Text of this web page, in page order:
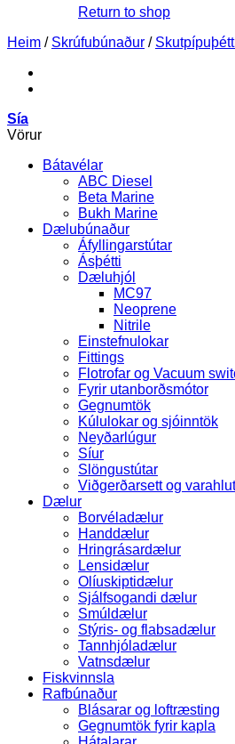
Return to shop
Heim / Skrúfubúnaður /
Sía
Vörur
Bátavélar
ABC Diesel
Beta Marine
Bukh Marine
Dælubúnaður
Áfyllingarstútar
Ásþétti
Dæluhjól
MC97
Neoprene
Nitrile
Einstefnulokar
Fittings
Flotrofar og Vacuum
Fyrir utanborðsmótor
Gegnumtök
Kúlulokar og sjóinntök
Neyðarlúgur
Síur
Slöngustútar
Viðgerðarsett og
Dælur
Borvéladælur
Handdælur
Hringrásardælur
Lensidælur
Olíuskiptidælur
Sjálfsogandi dælur
Smúldælur
Stýris- og flabsadælur
Tannhjóladælur
Vatnsdælur
Fiskvinnsla
Rafbúnaður
Blásarar og loftræsting
Gegnumtök fyrir kapla